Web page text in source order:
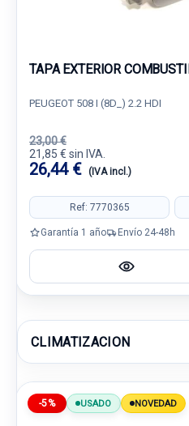
TAPA EXTERIOR
PEUGEOT 508 I (8D_) 2.2 HDI
23,00 €
21,85 € sin IVA.
26,44 € (IVA incl.)
Ref: 7770365
Garantía 1 año Envío 24-48h
CLIMATIZACION
-5% USADO NOVEDAD